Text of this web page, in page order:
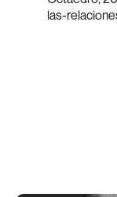
las-